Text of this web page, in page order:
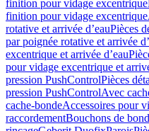
finition pour vidage excentrique
finition pour vidage excentrique
rotative et arrivée d’eauPièces
par poignée rotative et arrivée
excentrique et arrivée d’eau
pour vidage excentrique et
pression PushControlPièces
pression PushControlAvec
cache-bondeAccessoires pour
raccordementBouchons de